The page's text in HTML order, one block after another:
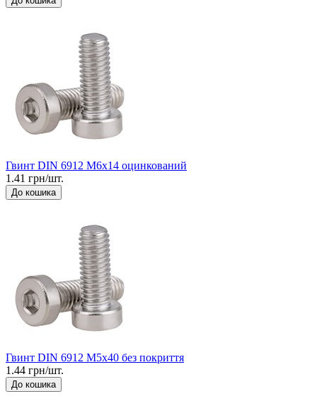
Гвинт DIN 6912 М6x14 оцинкований
1.41 грн/шт.
До кошика
Гвинт DIN 6912 М5x40 без покриття
1.44 грн/шт.
До кошика